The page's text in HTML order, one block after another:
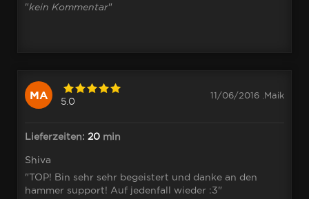
"kein Kommentar"
MA 5.0
11/06/2016 .Maik
Lieferzeiten: 20 min
Shiva
"TOP! Bin sehr sehr begeistert und danke an den
hammer support! Auf jedenfall wieder :3"